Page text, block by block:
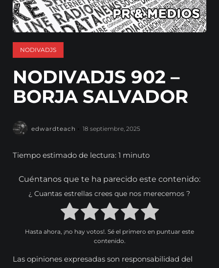
NODIVADJS
NODIVADJS 902 –
BORJA SALVADOR
edwardteach 18 septiembre, 2025
Tiempo estimado de lectura: 1 minuto
Cuéntanos que te ha parecido este contenido:
¿ Cuantas estrellas crees que nos merecemos ?
Hasta ahora, ¡no hay votos!. Sé el primero en puntuar este
contenido.
Las opiniones expresadas son responsabilidad del